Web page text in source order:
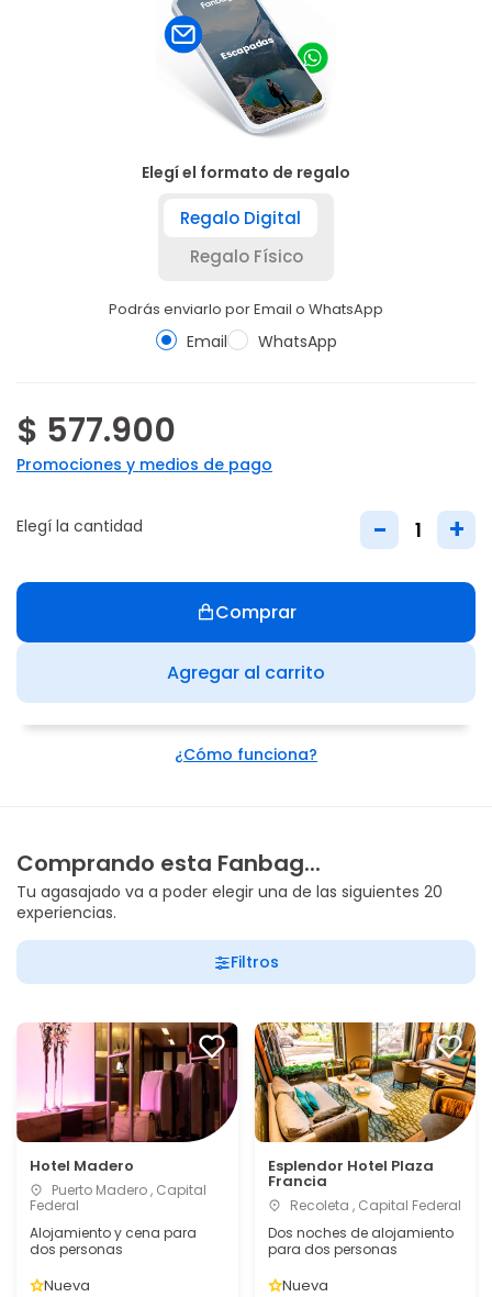
Elegí el formato de regalo
Regalo Digital
Regalo Físico
Podrás enviarlo por Email o WhatsApp
Email WhatsApp
$ 577.900
Promociones y medios de pago
Elegí la cantidad - +
Agregar al carrito
Comprar
¿Cómo funciona?
Comprando esta Fanbag...
Tu agasajado va a poder elegir una de las siguientes 20
experiencias.
Filtros
Hotel Madero
Puerto Madero , Capital
Federal
Alojamiento y cena para
dos personas
Nueva
Esplendor Hotel Plaza
Francia
Recoleta , Capital Federal
Dos noches de alojamiento
para dos personas
Nueva